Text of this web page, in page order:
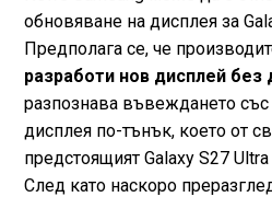
обновяване на дисплея за
Предполага се, че
разработи нов дисплей без
разпознава въвеждането със
дисплея по-тънък, което от
предстоящият Galaxy S27
След като наскоро